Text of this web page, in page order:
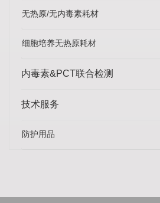
无热原/无内毒素耗材
细胞培养无热原耗材
内毒素&PCT联合检测
技术服务
防护用品